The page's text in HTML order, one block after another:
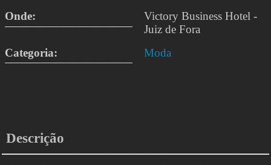
Onde:
Victory Business Hotel -
Juiz de Fora
Categoria:
Moda
Descrição